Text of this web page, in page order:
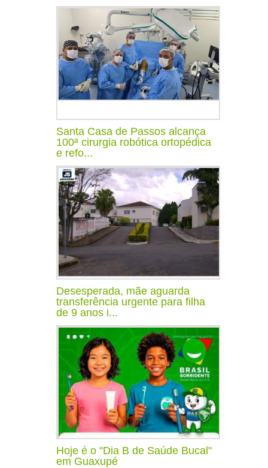
Santa Casa de Passos alcança
100ª cirurgia robótica ortopédica
e refo...
Desesperada, mãe aguarda
transferência urgente para filha
de 9 anos i...
Hoje é o "Dia B de Saúde Bucal"
em Guaxupé